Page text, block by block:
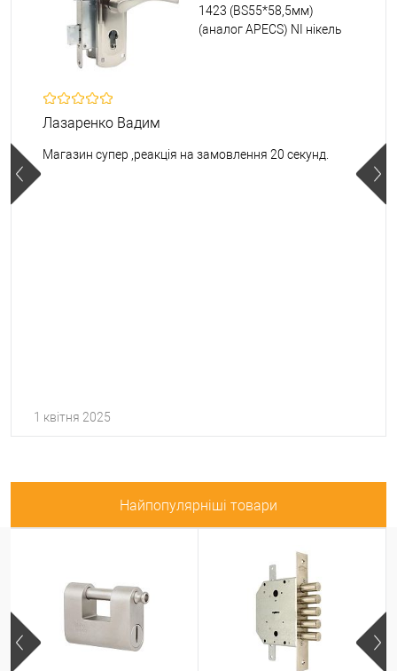
1423 (BS55*58,5мм)
(аналог APECS) NI нікель
Лазаренко Вадим
Магазин супер ,реакція на замовлення 20 секунд.
1 квітня 2025
Найпопулярніші товари